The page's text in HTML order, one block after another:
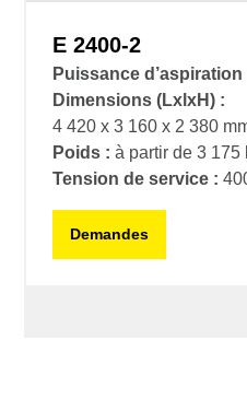
E 2400-2
Puissance d’aspiration
Dimensions (LxlxH) :
4 420 x 3 160 x 2 380
Poids : à partir de 3 175
Tension de service :
Demandes